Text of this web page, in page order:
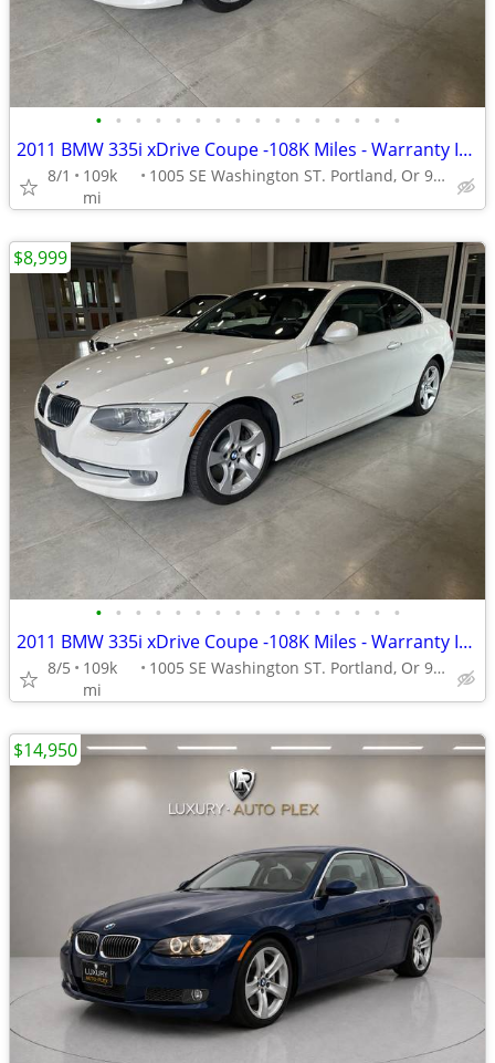
• • • • • • • • • • • • • • • •
2011 BMW 335i xDrive Coupe -108K Miles - Warranty Included!
8/1
109k
mi
1005 SE Washington ST. Portland, Or 97214
• • • • • • • • • • • • • • • •
2011 BMW 335i xDrive Coupe -108K Miles - Warranty Included!
8/5
109k
mi
1005 SE Washington ST. Portland, Or 97214
$8,999
$14,950